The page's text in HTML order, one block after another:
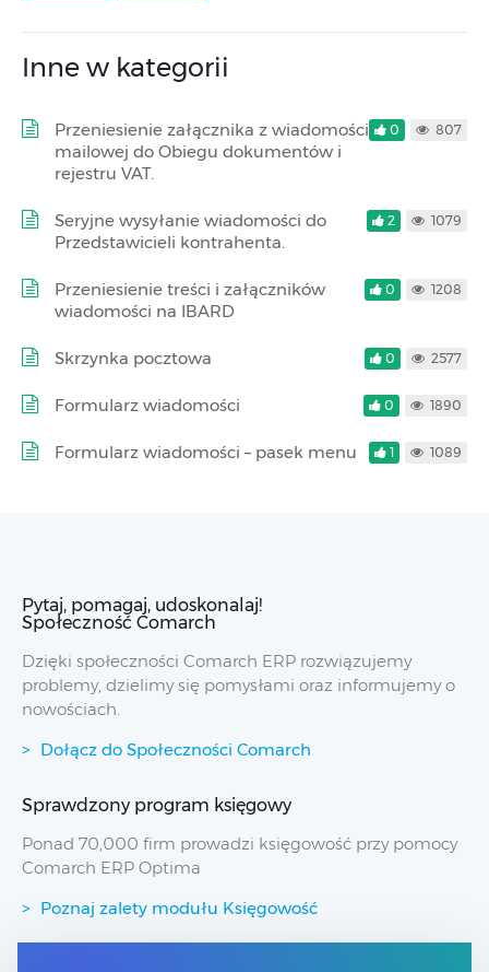
Inne w kategorii
Przeniesienie załącznika z wiadomości
mailowej do Obiegu dokumentów i
rejestru VAT.
0 807
Seryjne wysyłanie wiadomości do
Przedstawicieli kontrahenta.
2 1079
Przeniesienie treści i załączników
wiadomości na IBARD
0 1208
Skrzynka pocztowa 0 2577
Formularz wiadomości 0 1890
Formularz wiadomości – pasek menu 1 1089
Pytaj, pomagaj, udoskonalaj!
Społeczność Comarch
Dzięki społeczności Comarch ERP rozwiązujemy
problemy, dzielimy się pomysłami oraz informujemy o
nowościach.
Dołącz do Społeczności Comarch
Sprawdzony program księgowy
Ponad 70,000 firm prowadzi księgowość przy pomocy
Comarch ERP Optima
Poznaj zalety modułu Księgowość